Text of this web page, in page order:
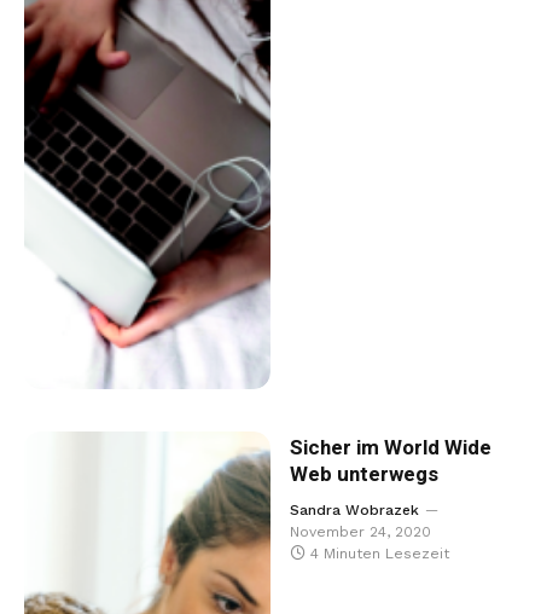
Sicher im World Wide
Web unterwegs
Sandra Wobrazek
November 24, 2020
4 Minuten Lesezeit